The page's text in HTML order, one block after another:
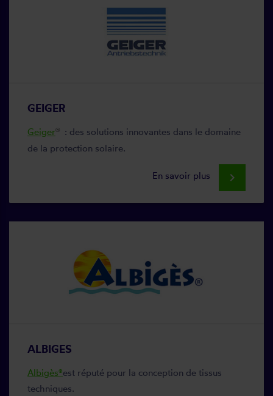
GEIGER
Geiger ®
: des solutions innovantes dans le domaine
de la protection solaire.
En savoir plus keyboard_arrow_right
ALBIGES
Albigès®est réputé pour la conception de tissus
techniques.